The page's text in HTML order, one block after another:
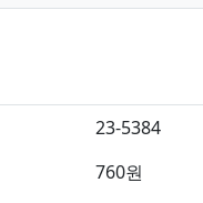
23-5384
760원